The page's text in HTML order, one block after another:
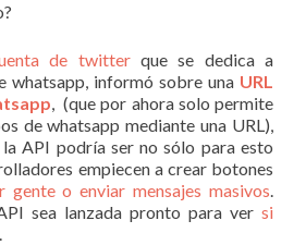
de twitterque se dedica a
whatsapp, informó sobre una URL
, (que por ahora solo permite
de whatsapp mediante una URL),
API podría ser no sólo para esto
empiecen a crear botones
gente o enviar mensajes masivos.
sea lanzada pronto para ver si
.